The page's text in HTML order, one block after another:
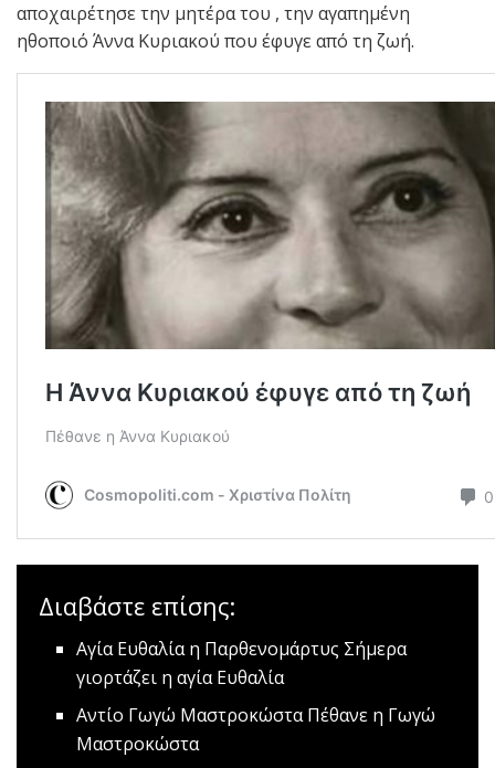
αποχαιρέτησε την μητέρα του , την αγαπημένη
ηθοποιό Άννα Κυριακού που έφυγε από τη ζωή.
Διαβάστε επίσης:
Αγία Ευθαλία η Παρθενομάρτυς Σήμερα
γιορτάζει η αγία Ευθαλία
Αντίο Γωγώ ΜαστροκώσταΠέθανε η Γωγώ
Μαστροκώστα